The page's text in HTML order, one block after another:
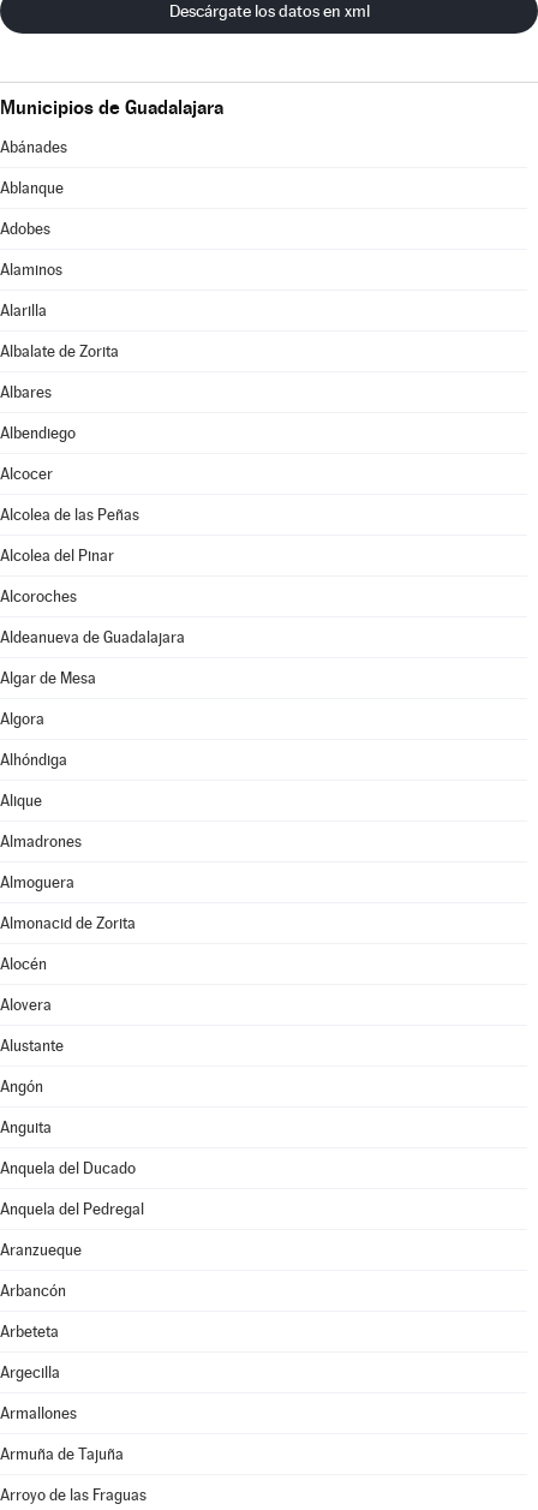
Descárgate los datos en xml
Municipios de Guadalajara
Abánades
Ablanque
Adobes
Alaminos
Alarilla
Albalate de Zorita
Albares
Albendiego
Alcocer
Alcolea de las Peñas
Alcolea del Pinar
Alcoroches
Aldeanueva de Guadalajara
Algar de Mesa
Algora
Alhóndiga
Alique
Almadrones
Almoguera
Almonacid de Zorita
Alocén
Alovera
Alustante
Angón
Anguita
Anquela del Ducado
Anquela del Pedregal
Aranzueque
Arbancón
Arbeteta
Argecilla
Armallones
Armuña de Tajuña
Arroyo de las Fraguas